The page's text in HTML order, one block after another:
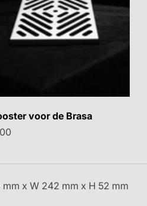
voor de Brasa
mm x W 242 mm x H 52 mm